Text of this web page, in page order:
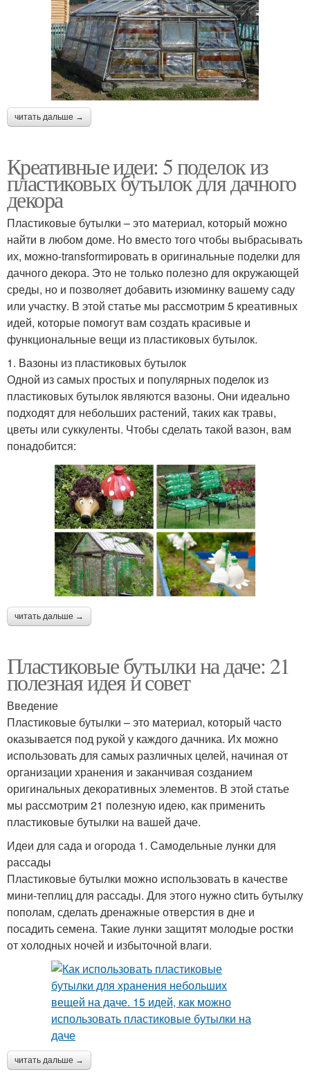
читать дальше →
Креативные идеи: 5 поделок из
пластиковых бутылок для дачного
декора
Пластиковые бутылки – это материал, который можно
найти в любом доме. Но вместо того чтобы выбрасывать
их, можно-transformировать в оригинальные поделки для
дачного декора. Это не только полезно для окружающей
среды, но и позволяет добавить изюминку вашему саду
или участку. В этой статье мы рассмотрим 5 креативных
идей, которые помогут вам создать красивые и
функциональные вещи из пластиковых бутылок.
1. Вазоны из пластиковых бутылок
Одной из самых простых и популярных поделок из
пластиковых бутылок являются вазоны. Они идеально
подходят для небольших растений, таких как травы,
цветы или суккуленты. Чтобы сделать такой вазон, вам
понадобится:
читать дальше →
Пластиковые бутылки на даче: 21
полезная идея и совет
Введение
Пластиковые бутылки – это материал, который часто
оказывается под рукой у каждого дачника. Их можно
использовать для самых различных целей, начиная от
организации хранения и заканчивая созданием
оригинальных декоративных элементов. В этой статье
мы рассмотрим 21 полезную идею, как применить
пластиковые бутылки на вашей даче.
Идеи для сада и огорода 1. Самодельные лунки для
рассады
Пластиковые бутылки можно использовать в качестве
мини-теплиц для рассады. Для этого нужно ctить бутылку
пополам, сделать дренажные отверстия в дне и
посадить семена. Такие лунки защитят молодые ростки
от холодных ночей и избыточной влаги.
читать дальше →